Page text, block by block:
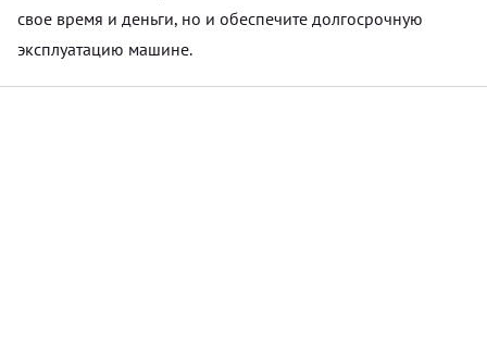
свое время и деньги, но и обеспечите долгосрочную
эксплуатацию машине.